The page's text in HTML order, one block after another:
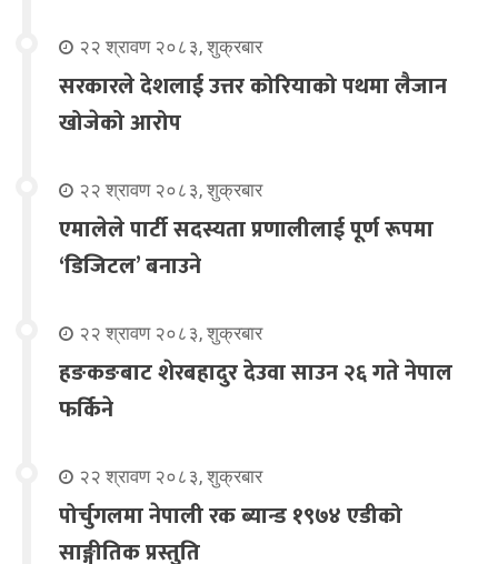
२२ श्रावण २०८३, शुक्रबार
सरकारले देशलाई उत्तर कोरियाको पथमा लैजान
खोजेको आरोप
२२ श्रावण २०८३, शुक्रबार
एमालेले पार्टी सदस्यता प्रणालीलाई पूर्ण रूपमा
‘डिजिटल’ बनाउने
२२ श्रावण २०८३, शुक्रबार
हङकङबाट शेरबहादुर देउवा साउन २६ गते नेपाल
फर्किने
२२ श्रावण २०८३, शुक्रबार
पोर्चुगलमा नेपाली रक ब्यान्ड १९७४ एडीको
साङ्गीतिक प्रस्तुति